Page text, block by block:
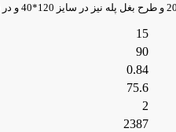
15
90
0.84
75.6
2
2387